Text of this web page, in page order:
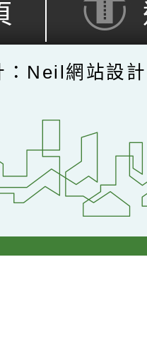
：Neil網站設